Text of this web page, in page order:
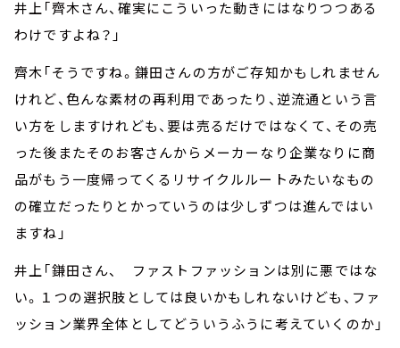
井上「齊木さん、確実にこういった動きにはなりつつある
わけですよね？」
齊木「そうですね。鎌田さんの方がご存知かもしれません
けれど、色んな素材の再利用であったり、逆流通という言
い方をしますけれども、要は売るだけではなくて、その売
った後またそのお客さんからメーカーなり企業なりに商
品がもう一度帰ってくるリサイクルルートみたいなもの
の確立だったりとかっていうのは少しずつは進んではい
ますね」
井上「鎌田さん、 ファストファッションは別に悪ではな
い。１つの選択肢としては良いかもしれないけども、ファ
ッション業界全体としてどういうふうに考えていくのか」